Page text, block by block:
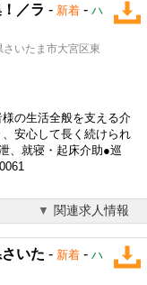
／ラ - 新着 - ハ
いたま市大宮区東
の生活全般を支える介
安心して長く続けられ
、就寝・起床介助●巡
関連求人情報
いた - 新着 - ハ